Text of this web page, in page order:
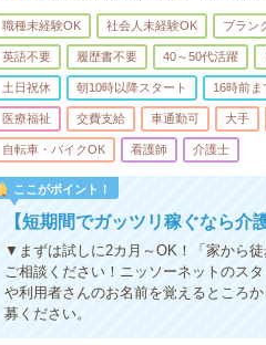
職種未経験OK 社会人未経験OK ブラン
英語不要 履歴書不要 40～50代活躍
土日祝休 朝10時以降スタート 16時前ま
医療福祉 交費支給 車通勤可 大手
自転車・バイクOK 看護師 介護士
ここがポイント！
【短期間でガッツリ稼ぐなら
▼まずは試しに2カ月～OK！「家から
ご相談ください！ニッソーネットのス
や利用者さんのお名前を覚えるところ
募ください。